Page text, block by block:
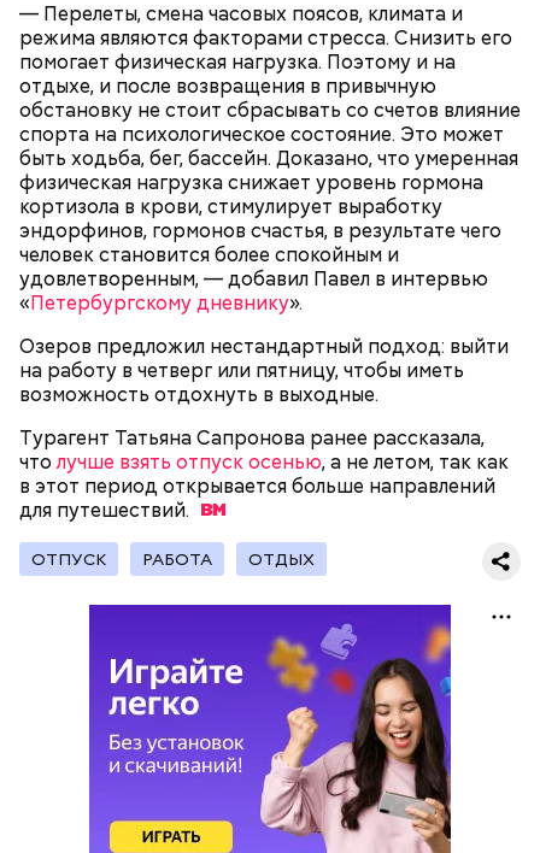
— Перелеты, смена часовых поясов, климата и
режима являются факторами стресса. Снизить его
помогает физическая нагрузка. Поэтому и на
отдыхе, и после возвращения в привычную
обстановку не стоит сбрасывать со счетов влияние
спорта на психологическое состояние. Это может
быть ходьба, бег, бассейн. Доказано, что умеренная
физическая нагрузка снижает уровень гормона
кортизола в крови, стимулирует выработку
эндорфинов, гормонов счастья, в результате чего
человек становится более спокойным и
удовлетворенным, — добавил Павел в интервью
«Петербургскому дневнику».
Озеров предложил нестандартный подход: выйти
на работу в четверг или пятницу, чтобы иметь
возможность отдохнуть в выходные.
Турагент Татьяна Сапронова ранее рассказала,
чтолучше взять отпуск осенью, а не летом, так как
в этот период открывается больше направлений
для путешествий.
ОТПУСК РАБОТА ОТДЫХ
Вред дыни
Фото: Shutterstock
Однако диетолог предупредила: не для всех дыня
может быть полезна. В первую очередь ее стоит
есть с осторожностью людям:
— Наиболее распространенные борщ, щи, котлеты,
салаты, лаваш с творогом и сыром, пироги, омлет,
запеканка. Щавеля там везде используется
немного, поэтому никакого вреда от него не будет.
Чем разнообразнее рацион питания человека, тем
лучше. Потому что это исключает вероятность
возникновения дефицитов микроэлементов, —
Вовсю идет и сезон черешни. «Вечерняя Москва»
узнала у врача — эндокринолога-диетолога
Натальи Лазуренко,как правильно есть эту ягодус
пользой для здоровья.